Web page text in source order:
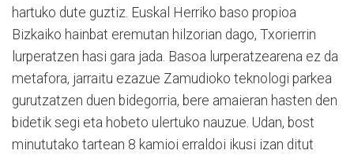
hartuko dute guztiz. Euskal Herriko baso propioa
Bizkaiko hainbat eremutan hilzorian dago, Txorierrin
lurperatzen hasi gara jada. Basoa lurperatzearena ez da
metafora, jarraitu ezazue Zamudioko teknologi parkea
gurutzatzen duen bidegorria, bere amaieran hasten den
bidetik segi eta hobeto ulertuko nauzue. Udan, bost
minututako tartean 8 kamioi erraldoi ikusi izan ditut